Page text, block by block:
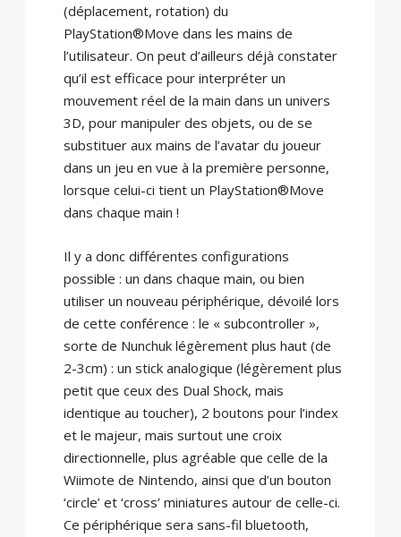
(déplacement, rotation) du
PlayStation®Move dans les mains de
l’utilisateur. On peut d’ailleurs déjà constater
qu’il est efficace pour interpréter un
mouvement réel de la main dans un univers
3D, pour manipuler des objets, ou de se
substituer aux mains de l’avatar du joueur
dans un jeu en vue à la première personne,
lorsque celui-ci tient un PlayStation®Move
dans chaque main !
Il y a donc différentes configurations
possible : un dans chaque main, ou bien
utiliser un nouveau périphérique, dévoilé lors
de cette conférence : le « subcontroller »,
sorte de Nunchuk légèrement plus haut (de
2-3cm) : un stick analogique (légèrement plus
petit que ceux des Dual Shock, mais
identique au toucher), 2 boutons pour l’index
et le majeur, mais surtout une croix
directionnelle, plus agréable que celle de la
Wiimote de Nintendo, ainsi que d’un bouton
‘circle’ et ‘cross’ miniatures autour de celle-ci.
Ce périphérique sera sans-fil bluetooth,